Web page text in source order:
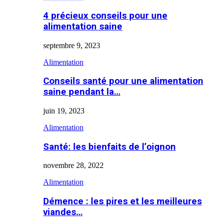
4 précieux conseils pour une
alimentation saine
septembre 9, 2023
Alimentation
Conseils santé pour une alimentation
saine pendant la…
juin 19, 2023
Alimentation
Santé: les bienfaits de l’oignon
novembre 28, 2022
Alimentation
Démence : les pires et les meilleures
viandes…